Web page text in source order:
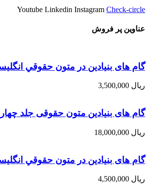
Youtube Linkedin Instagram Check-circle
عناوین پر فروش
گام های بنیادین در متون حقوقي
ریال
گام های بنیادین متون حقوقی جلد
ریال
گام های بنیادین در متون حقوقي
ریال